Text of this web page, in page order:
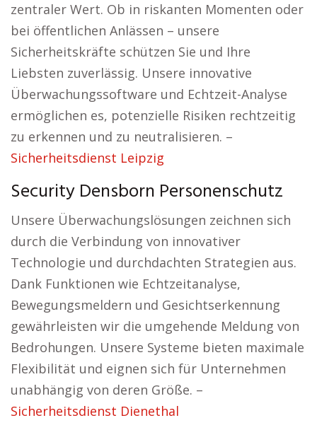
zentraler Wert. Ob in riskanten Momenten oder
bei öffentlichen Anlässen – unsere
Sicherheitskräfte schützen Sie und Ihre
Liebsten zuverlässig. Unsere innovative
Überwachungssoftware und Echtzeit-Analyse
ermöglichen es, potenzielle Risiken rechtzeitig
zu erkennen und zu neutralisieren. –
Sicherheitsdienst Leipzig
Security Densborn Personenschutz
Unsere Überwachungslösungen zeichnen sich
durch die Verbindung von innovativer
Technologie und durchdachten Strategien aus.
Dank Funktionen wie Echtzeitanalyse,
Bewegungsmeldern und Gesichtserkennung
gewährleisten wir die umgehende Meldung von
Bedrohungen. Unsere Systeme bieten maximale
Flexibilität und eignen sich für Unternehmen
unabhängig von deren Größe. –
Sicherheitsdienst Dienethal